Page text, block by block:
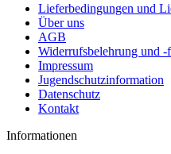
Lieferbedingungen und
Über uns
AGB
Widerrufsbelehrung und -
Impressum
Jugendschutzinformation
Datenschutz
Kontakt
Informationen